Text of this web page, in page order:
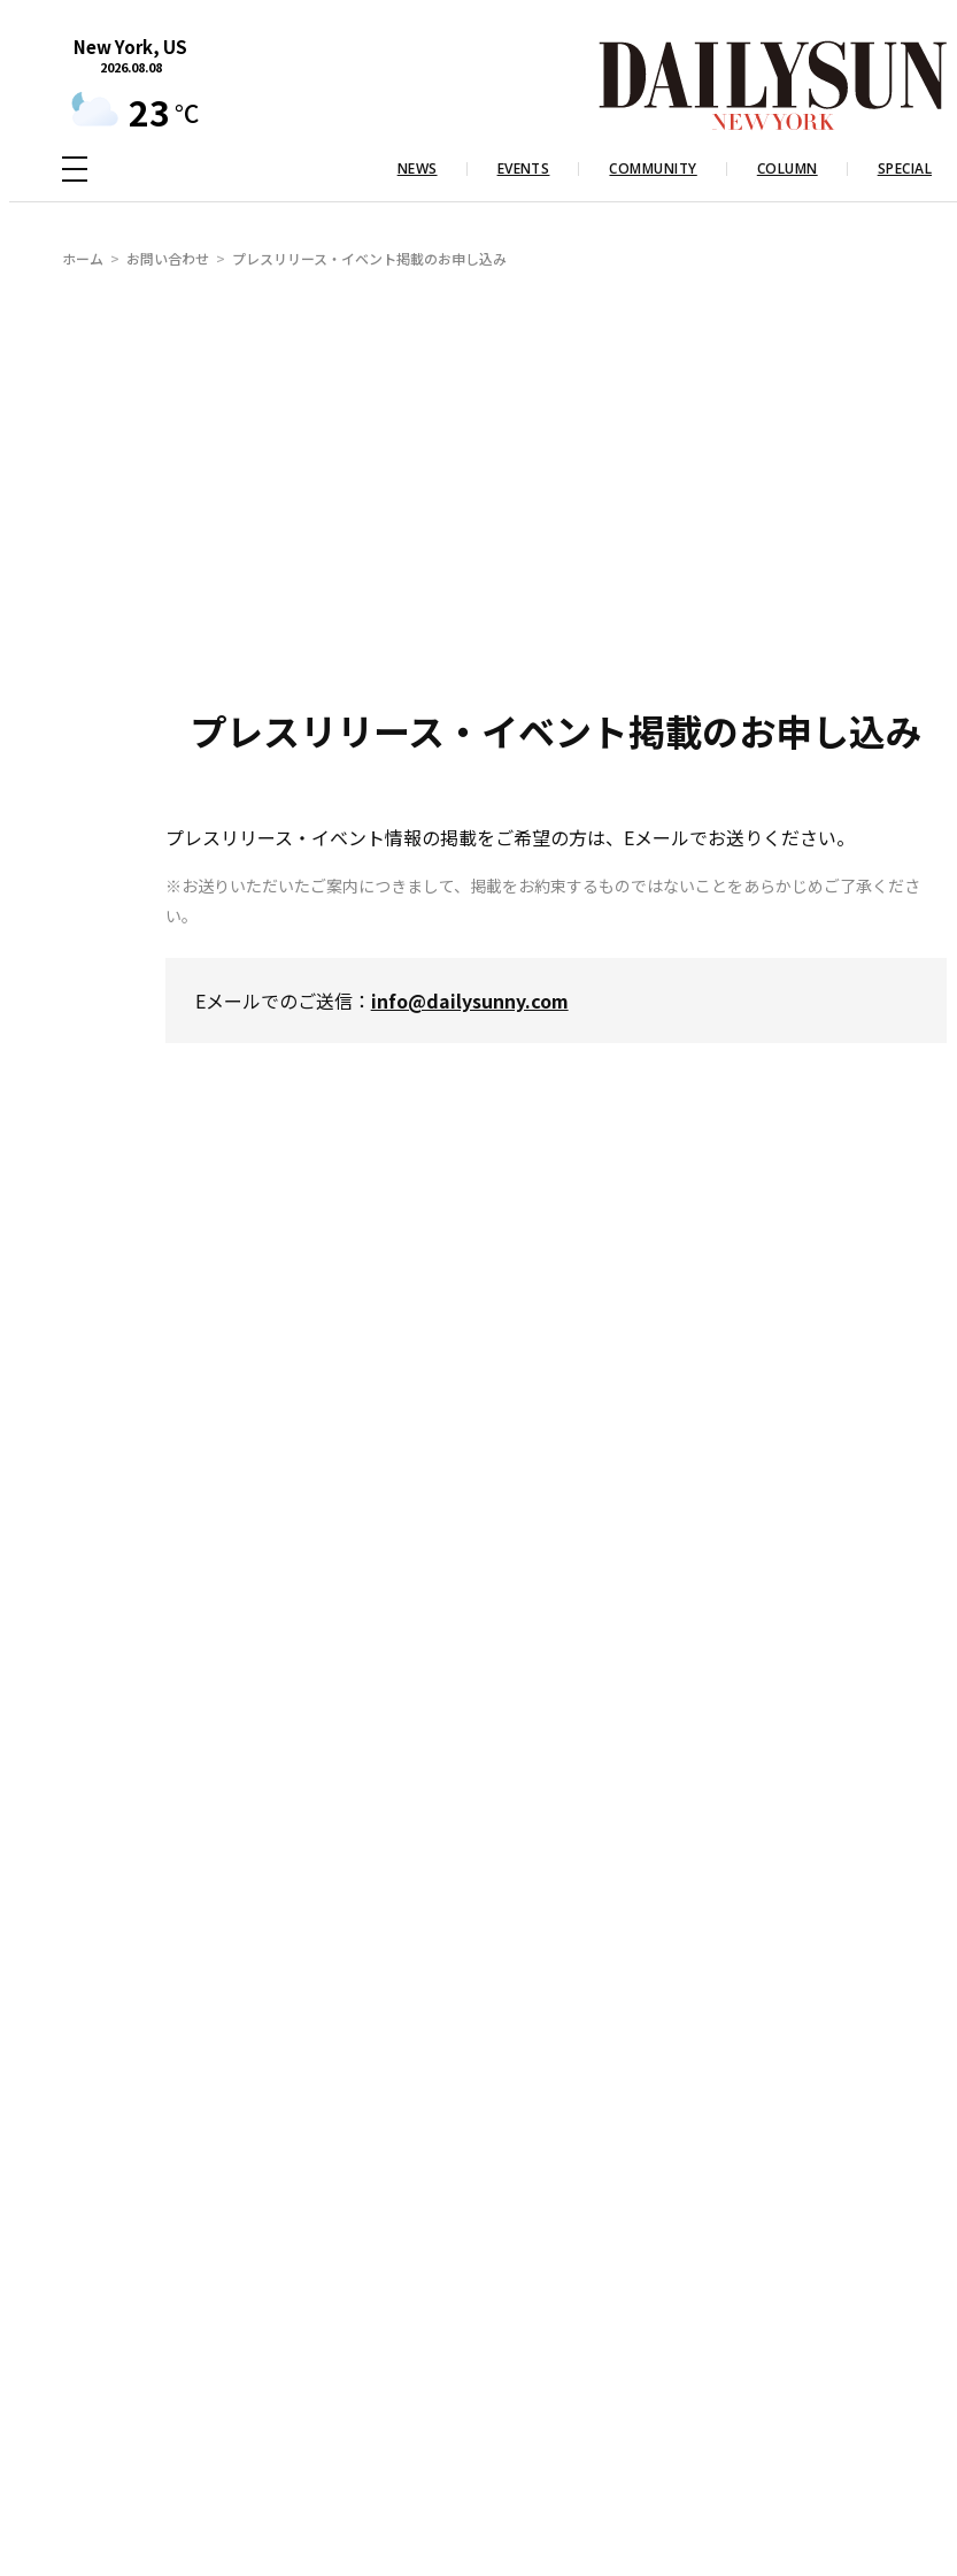
New York, US
2026.08.08
23 °C
NEWS EVENTS COMMUNITY COLUMN SPECIAL
ホーム お問い合わせ プレスリリース・イベント掲載のお申し込み
プレスリリース・イベント掲載のお申し込み
プレスリリース・イベント情報の掲載をご希望の方は、Eメールでお送りください。
※お送りいただいたご案内につきまして、掲載をお約束するものではないことをあらかじめご了承くださ
い。
Eメールでのご送信： info@dailysunny.com